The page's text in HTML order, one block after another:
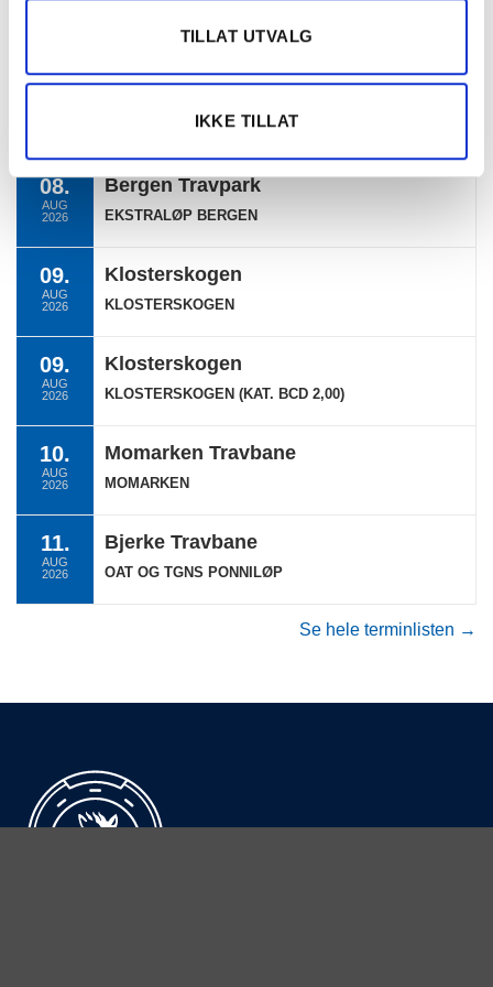
TILLAT UTVALG
IKKE TILLAT
08.
AUG
2026
Bergen Travpark
EKSTRALØP BERGEN
09.
AUG
2026
Klosterskogen
KLOSTERSKOGEN
09.
AUG
2026
Klosterskogen
KLOSTERSKOGEN (KAT. BCD 2,00)
10.
AUG
2026
Momarken Travbane
MOMARKEN
11.
AUG
2026
Bjerke Travbane
OAT OG TGNS PONNILØP
Se hele terminlisten →